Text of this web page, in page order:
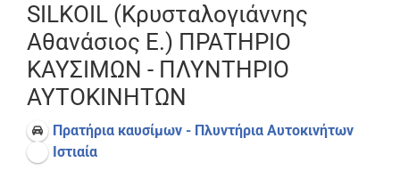
SILKOIL (Κρυσταλογιάννης
Αθανάσιος Ε.) ΠΡΑΤΗΡΙΟ
ΚΑΥΣΙΜΩΝ - ΠΛΥΝΤΗΡΙΟ
ΑΥΤΟΚΙΝΗΤΩΝ
Πρατήρια καυσίμων - Πλυντήρια Αυτοκινήτων
Ιστιαία